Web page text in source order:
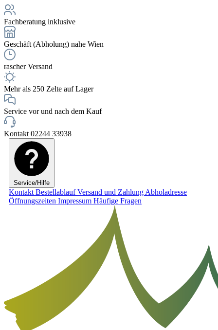
Fachberatung inklusive
Geschäft (Abholung) nahe Wien
rascher Versand
Mehr als 250 Zelte auf Lager
Service vor und nach dem Kauf
Kontakt 02244 33938
Service/Hilfe
Kontakt BestellablaufVersand und Zahlung Abholadresse
Öffnungszeiten Impressum Häufige Fragen